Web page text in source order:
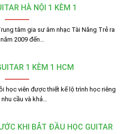
HÀ NỘI 1 KÈM 1
tâm gia sư âm nhạc Tài Năng Trẻ ra
2009 đến…
1 KÈM 1 HCM
học viên được thiết kế lộ trình học riêng
cầu và khả…
KHI BẮT ĐẦU HỌC GUITAR